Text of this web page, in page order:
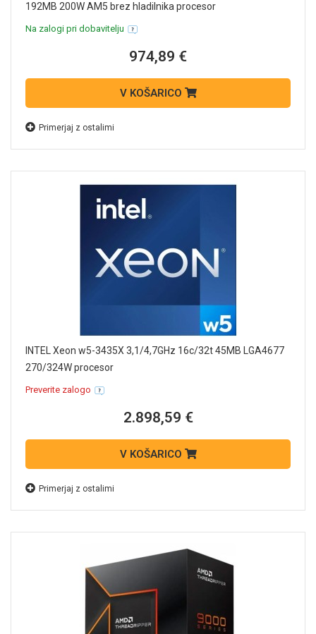
192MB 200W AM5 brez hladilnika procesor
Na zalogi pri dobavitelju
974,89 €
V KOŠARICO
Primerjaj z ostalimi
INTEL Xeon w5-3435X 3,1/4,7GHz 16c/32t 45MB LGA4677
270/324W procesor
Preverite zalogo
2.898,59 €
V KOŠARICO
Primerjaj z ostalimi